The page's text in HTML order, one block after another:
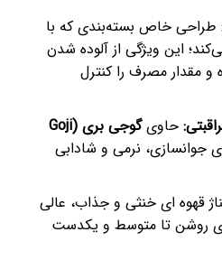
طراحی خاص بسته‌بندی که با
این ویژگی از آلوده شدن
مقدار مصرف را کنترل
حاوی
گوجی بری (Goji
جوانسازی، نرمی و شادابی
قهوه ای خنثی و جذاب، عالی
روشن تا متوسط و یکدست